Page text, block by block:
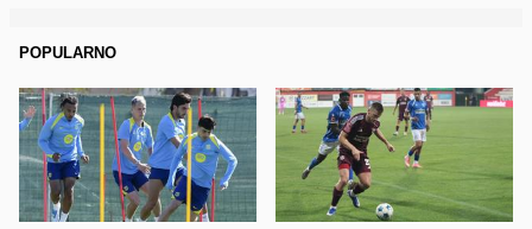
POPULARNO